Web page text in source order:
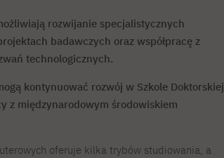
rozwijanie specjalistycznych
badawczych oraz współpracę z
technologicznych.
kontynuować rozwój w Szkole Doktorskiej
z międzynarodowym środowiskiem
oferuje kilka trybów studiowania, a